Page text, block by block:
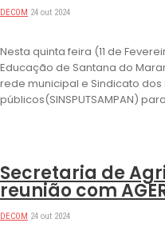
DECOM 24 out 2024
Nesta quinta feira (11 de
Educação de Santana do
rede municipal e Sindicato dos
públicos(SINSPUTSAMPAN)
Secretaria de
reunião com
DECOM 24 out 2024